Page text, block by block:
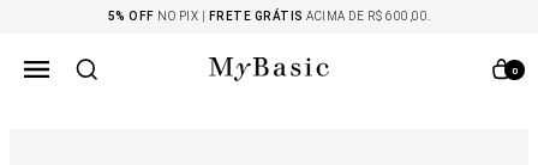
5% OFF NO PIX | FRETE GRÁTIS ACIMA DE R$ 600,00.
0